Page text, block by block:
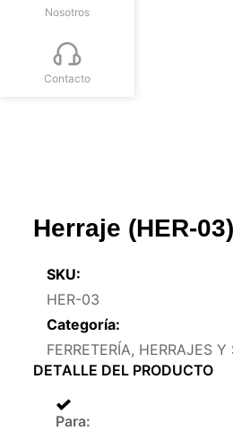
Nosotros
Contacto
Herraje (HER-03)
SKU:
HER-03
Categoría:
FERRETERÍA, HERRAJES Y
DETALLE DEL PRODUCTO
Para: